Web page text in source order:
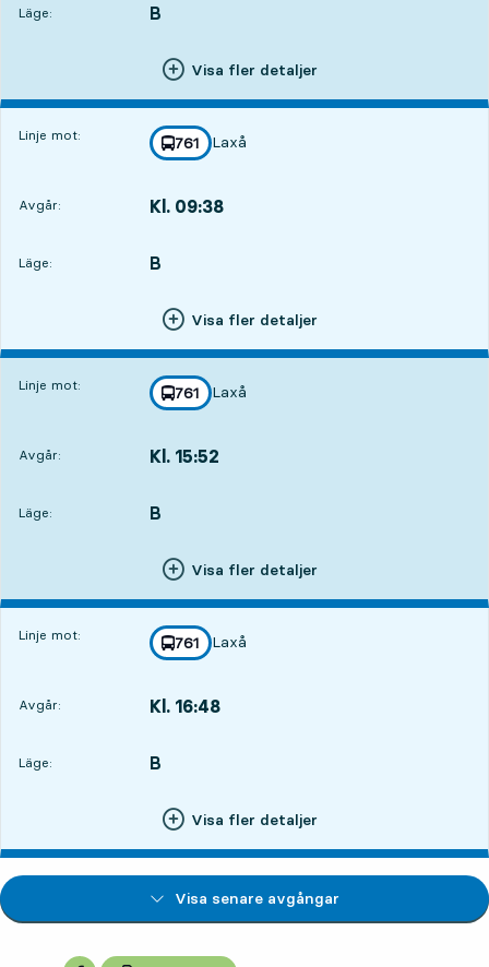
Läge:
LÄGE, B
,
Visa fler detaljer
Linje mot: linje
761
mot
Laxå
,
Avgår: Kl. 09:38
Läge:
LÄGE, B
,
Visa fler detaljer
Linje mot: linje
761
mot
Laxå
,
Avgår: Kl. 15:52
Läge:
LÄGE, B
,
Visa fler detaljer
Linje mot: linje
761
mot
Laxå
,
Avgår: Kl. 16:48
Läge:
LÄGE, B
,
Visa fler detaljer
Visa senare avgångar